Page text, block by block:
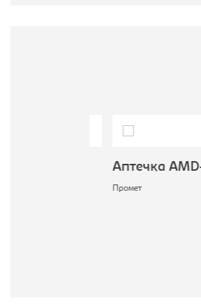
Аптечка AMD-39
Промет